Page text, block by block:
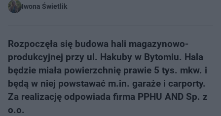
Iwona Świetlik
Rozpoczęła się budowa hali magazynowo-
produkcyjnej przy ul. Hakuby w Bytomiu. Hala
będzie miała powierzchnię prawie 5 tys. mkw. i
będą w niej powstawać m.in. garaże i carporty.
Za realizację odpowiada firma PPHU AND Sp. z
o.o.